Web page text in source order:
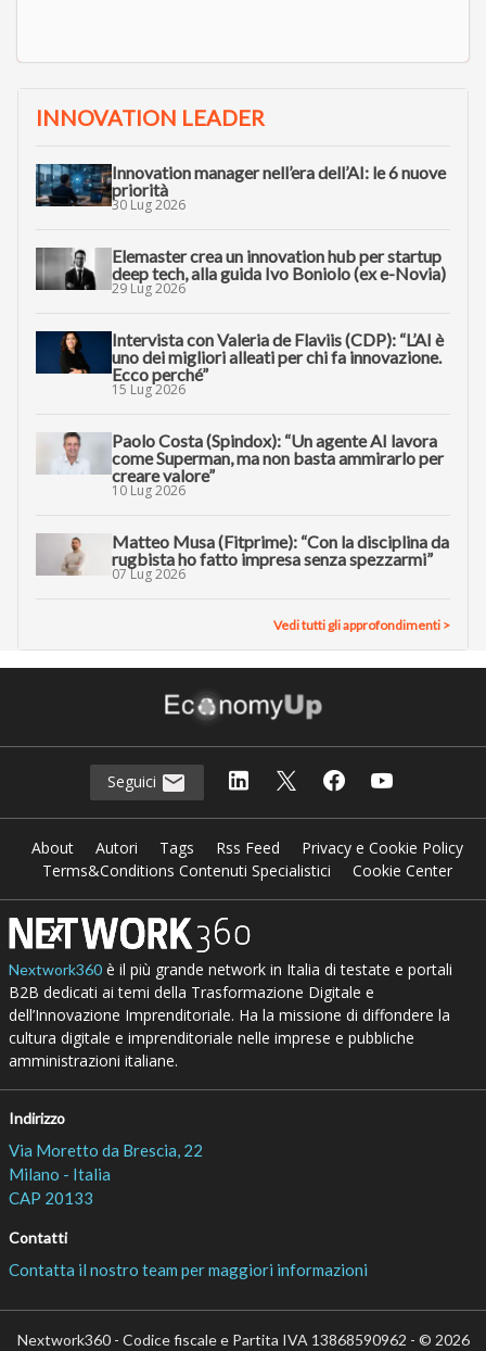
INNOVATION LEADER
Innovation manager nell’era dell’AI: le 6 nuove
priorità
30 Lug 2026
Elemaster crea un innovation hub per startup
deep tech, alla guida Ivo Boniolo (ex e-Novia)
29 Lug 2026
Intervista con Valeria de Flaviis (CDP): “L’AI è
uno dei migliori alleati per chi fa innovazione.
Ecco perché”
15 Lug 2026
Paolo Costa (Spindox): “Un agente AI lavora
come Superman, ma non basta ammirarlo per
creare valore”
10 Lug 2026
Matteo Musa (Fitprime): “Con la disciplina da
rugbista ho fatto impresa senza spezzarmi”
07 Lug 2026
Vedi tutti gli approfondimenti >
Seguici
About Autori Tags Rss Feed
Privacy e Cookie Policy
Terms&Conditions Contenuti Specialistici
Cookie Center
Nextwork360è il più grande network in Italia di testate e portali
B2B dedicati ai temi della Trasformazione Digitale e
dell’Innovazione Imprenditoriale. Ha la missione di diffondere la
cultura digitale e imprenditoriale nelle imprese e pubbliche
amministrazioni italiane.
Indirizzo
Via Moretto da Brescia, 22
Milano - Italia
CAP 20133
Contatti
Contatta il nostro team per maggiori informazioni
Nextwork360 - Codice fiscale e Partita IVA 13868590962 - © 2026